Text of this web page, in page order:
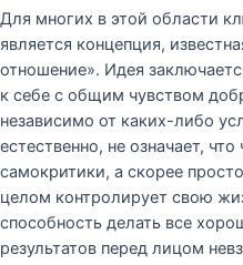
Для многих в этой области
является концепция,
отношение». Идея
к себе с общим чувством
независимо от каких-либо
естественно, не означает,
самокритики, а скорее
целом контролирует свою
способность делать все
результатов перед лицом